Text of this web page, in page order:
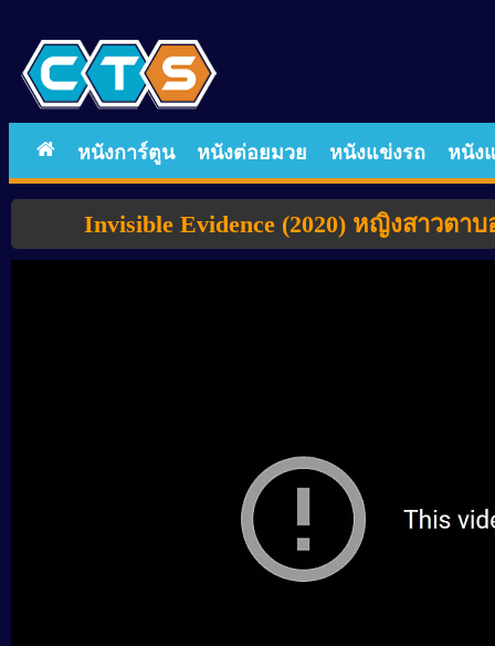
หนังการ์ตูน หนังต่อยมวย หนังแข่งรถ หนัง
Invisible Evidence (2020) หญิงสาวต